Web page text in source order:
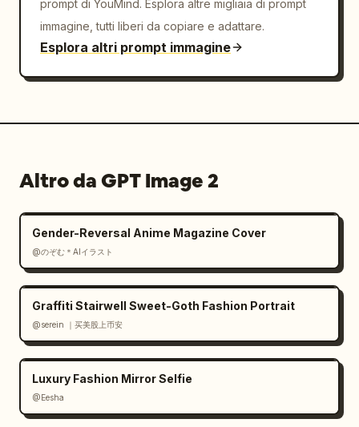
delicate ed enfatizzando il movimento fluido.
La coreografia è continua e ritmica, senza
tagli bruschi:
terra, ginocchia flesse, un palmo in avanti,
4–6s: ruota il bacino in un pugno diretto,
poi sposta il peso in un passo laterale con
un movimento di spinta
6–8s: solleva il ginocchio fluidamente ed
estende in un calcio frontale controllato,
mantenendo l'equilibrio
8–10s: passo indietro in copertura, scende in
una parata bassa, poi sale in un pugno a
gancio
10–12s: ruota il corpo con una virata pulita,
12–14s: scende in un movimento di spazzata,
prompt di YouMind. Esplora altre migliaia di prompt
immagine, tutti liberi da copiare e adattare.
Esplora altri prompt immagine
Altro da GPT Image 2
Gender-Reversal Anime Magazine Cover
@のぞむ＊AIイラスト
Graffiti Stairwell Sweet-Goth Fashion Portrait
@serein ｜买美股上币安
Luxury Fashion Mirror Selfie
@Eesha